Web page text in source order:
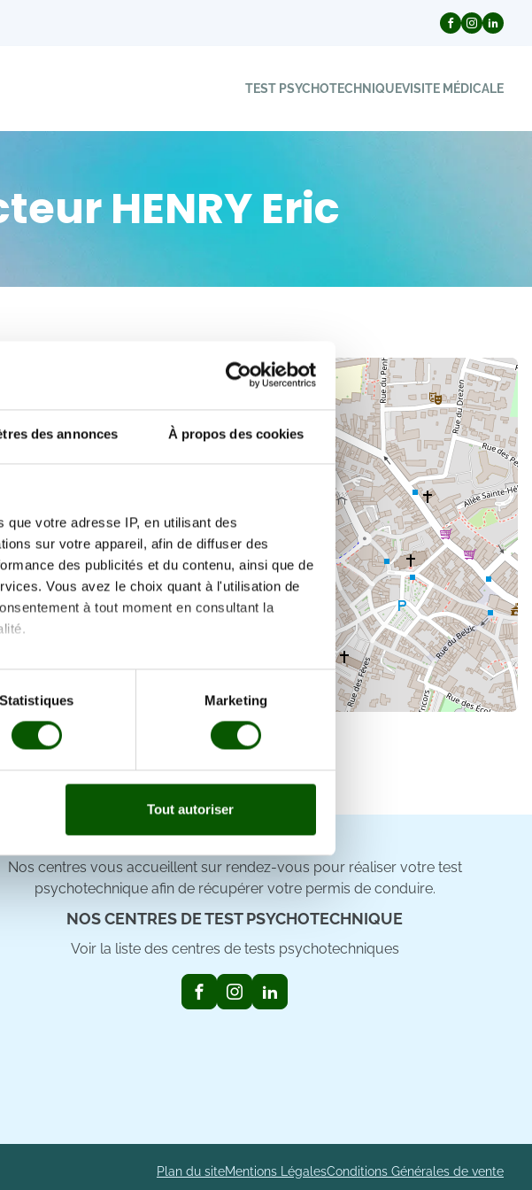
des annonces À propos des cookies
votre adresse IP, en utilisant des
sur votre appareil, afin de diffuser des
des publicités et du contenu, ainsi que de
Vous avez le choix quant à l'utilisation de
à tout moment en consultant la
être précises à plusieurs mètres près
à partir de la déclaration sur les cookies.
celles-ci avec d'autres informations que
leurs services.
Statistiques Marketing
Tout autoriser
TEST PSYCHOTECHNIQUEVISITE MÉDICALE
HENRY Eric
×
Nos centres vous accueillent sur rendez-vous pour réaliser votre test
psychotechnique afin de récupérer votre permis de conduire.
NOS CENTRES DE TEST PSYCHOTECHNIQUE
Voir la liste des centres de tests psychotechniques
Plan du siteMentions LégalesConditions Générales de vente